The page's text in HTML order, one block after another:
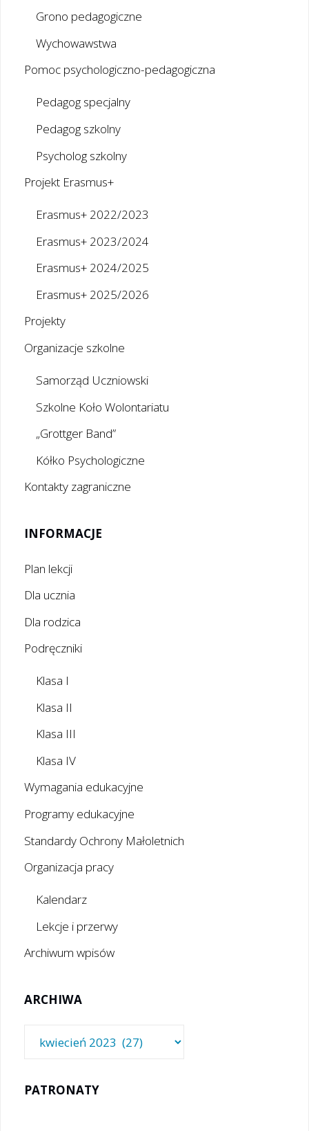
Grono pedagogiczne
Wychowawstwa
Pomoc psychologiczno-pedagogiczna
Pedagog specjalny
Pedagog szkolny
Psycholog szkolny
Projekt Erasmus+
Erasmus+ 2022/2023
Erasmus+ 2023/2024
Erasmus+ 2024/2025
Erasmus+ 2025/2026
Projekty
Organizacje szkolne
Samorząd Uczniowski
Szkolne Koło Wolontariatu
„Grottger Band”
Kółko Psychologiczne
Kontakty zagraniczne
INFORMACJE
Plan lekcji
Dla ucznia
Dla rodzica
Podręczniki
Klasa I
Klasa II
Klasa III
Klasa IV
Wymagania edukacyjne
Programy edukacyjne
Standardy Ochrony Małoletnich
Organizacja pracy
Kalendarz
Lekcje i przerwy
Archiwum wpisów
ARCHIWA
PATRONATY